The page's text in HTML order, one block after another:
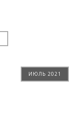
ИЮЛЬ 2021